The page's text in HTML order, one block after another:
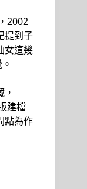
2002
提到子
女這幾
建檔
點為作